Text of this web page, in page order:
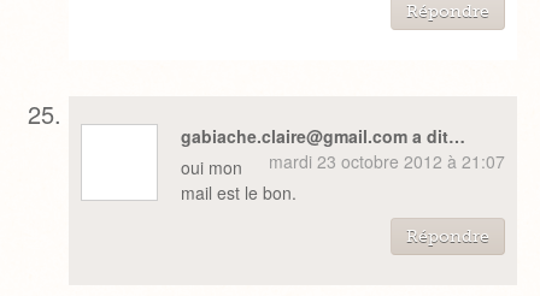
Répondre
gabiache.claire@gmail.com a dit…
mardi 23 octobre 2012 à 21:07
oui mon
mail est le bon.
Répondre